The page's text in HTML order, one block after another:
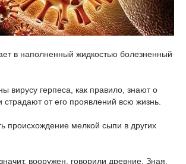
в наполненный жидкостью болезненный
вирусу герпеса, как правило, знают о
от его проявлений всю жизнь.
происхождение мелкой сыпи в других
вооружен, говорили древние. Зная,